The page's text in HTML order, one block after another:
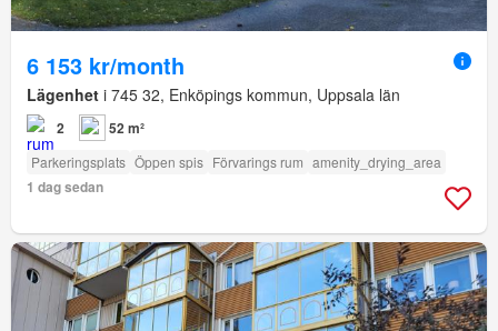
6 153 kr/month
Lägenhet i 745 32, Enköpings kommun, Uppsala län
2 52 m²
Parkeringsplats Öppen spis Förvarings rum amenity_drying_area
1 dag sedan